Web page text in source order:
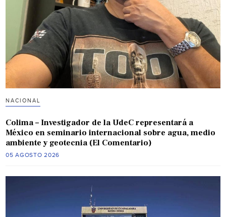
NACIONAL
Colima – Investigador de la UdeC representará a
México en seminario internacional sobre agua, medio
ambiente y geotecnia (El Comentario)
05 AGOSTO 2026